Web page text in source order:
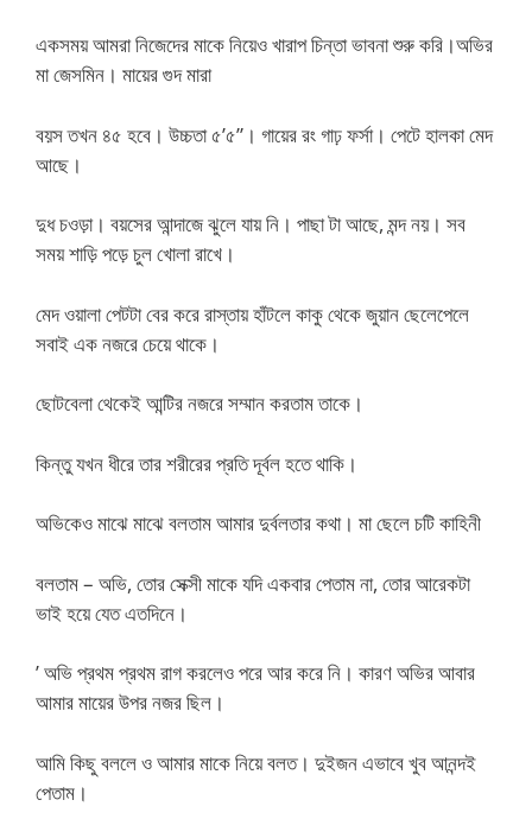
একসময় আমরা নিজেদের মাকে নিয়েও খারাপ চিন্তা ভাবনা শুরু করি।অভির
মা জেসমিন। মায়ের গুদ মারা
বয়স তখন ৪৫ হবে। উচ্চতা ৫’৫”। গায়ের রং গাঢ় ফর্সা। পেটে হালকা মেদ
আছে।
দুধ চওড়া। বয়সের আন্দাজে ঝুলে যায় নি। পাছা টা আছে, মন্দ নয়। সব
সময় শাড়ি পড়ে চুল খোলা রাখে।
মেদ ওয়ালা পেটটা বের করে রাস্তায় হাঁটলে কাকু থেকে জুয়ান ছেলেপেলে
সবাই এক নজরে চেয়ে থাকে।
ছোটবেলা থেকেই আন্টির নজরে সম্মান করতাম তাকে।
কিন্তু যখন ধীরে তার শরীরের প্রতি দূর্বল হতে থাকি।
অভিকেও মাঝে মাঝে বলতাম আমার দুর্বলতার কথা। মা ছেলে চটি কাহিনী
বলতাম – অভি, তোর সেক্সী মাকে যদি একবার পেতাম না, তোর আরেকটা
ভাই হয়ে যেত এতদিনে।
’ অভি প্রথম প্রথম রাগ করলেও পরে আর করে নি। কারণ অভির আবার
আমার মায়ের উপর নজর ছিল।
আমি কিছু বললে ও আমার মাকে নিয়ে বলত। দুইজন এভাবে খুব আনন্দই
পেতাম।